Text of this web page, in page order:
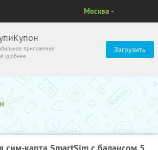
приложение
удобнее
Загрузить
Москва